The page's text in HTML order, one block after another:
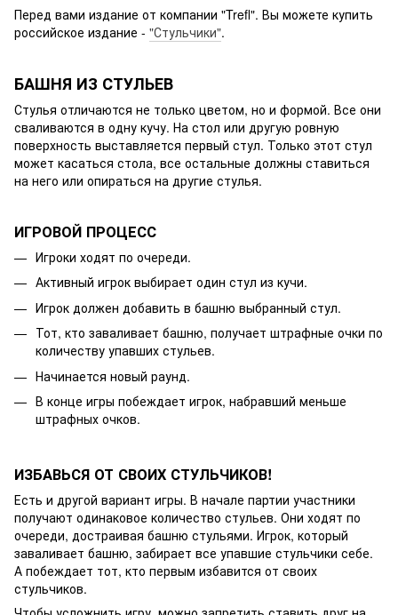
Перед вами издание от компании "Trefl". Вы можете купить
российское издание - "Стульчики".
БАШНЯ ИЗ СТУЛЬЕВ
Стулья отличаются не только цветом, но и формой. Все они
сваливаются в одну кучу. На стол или другую ровную
поверхность выставляется первый стул. Только этот стул
может касаться стола, все остальные должны ставиться
на него или опираться на другие стулья.
ИГРОВОЙ ПРОЦЕСС
Игроки ходят по очереди.
Активный игрок выбирает один стул из кучи.
Игрок должен добавить в башню выбранный стул.
Тот, кто заваливает башню, получает штрафные очки по
количеству упавших стульев.
Начинается новый раунд.
В конце игры побеждает игрок, набравший меньше
штрафных очков.
ИЗБАВЬСЯ ОТ СВОИХ СТУЛЬЧИКОВ!
Есть и другой вариант игры. В начале партии участники
получают одинаковое количество стульев. Они ходят по
очереди, достраивая башню стульями. Игрок, который
заваливает башню, забирает все упавшие стульчики себе.
А побеждает тот, кто первым избавится от своих
стульчиков.